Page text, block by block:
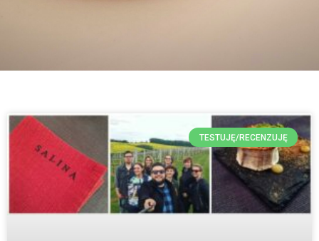
TESTUJĘ/RECENZUJĘ